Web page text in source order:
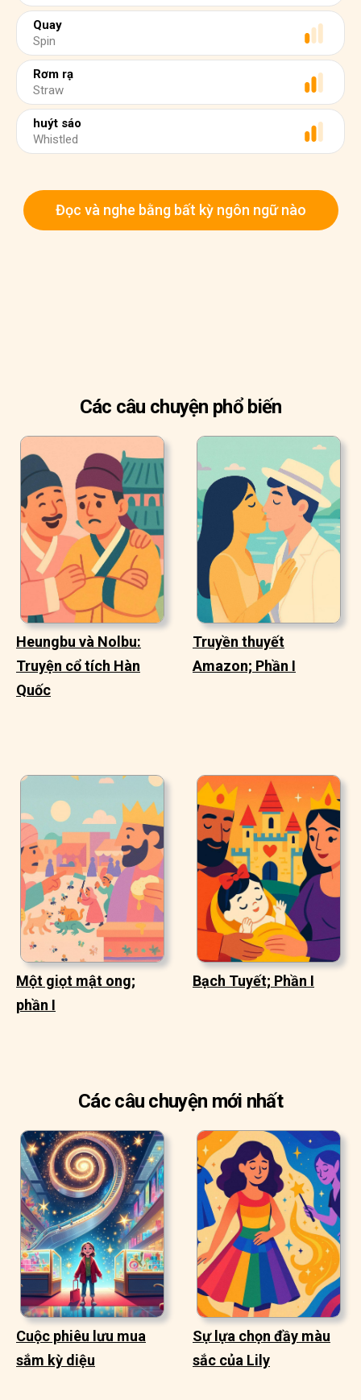
Quay
Spin
Rơm rạ
Straw
huýt sáo
Whistled
Đọc và nghe bằng bất kỳ ngôn ngữ nào
Các câu chuyện phổ biến
Heungbu và Nolbu:
Truyện cổ tích Hàn
Quốc
Truyền thuyết
Amazon; Phần I
Một giọt mật ong;
phần I
Bạch Tuyết; Phần I
Các câu chuyện mới nhất
Cuộc phiêu lưu mua
sắm kỳ diệu
Sự lựa chọn đầy màu
sắc của Lily